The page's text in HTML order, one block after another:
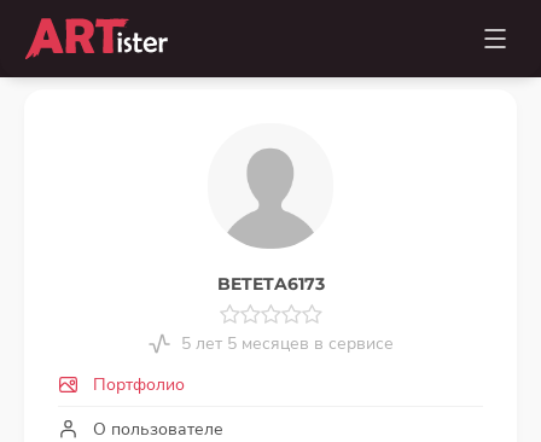
BETETA6173
5 лет 5 месяцев в сервисе
Портфолио
О пользователе